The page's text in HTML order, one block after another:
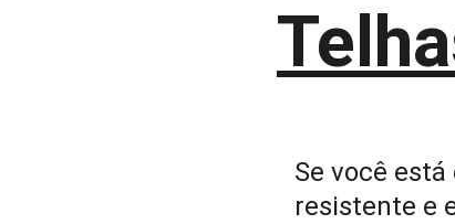
Se você
resistente e